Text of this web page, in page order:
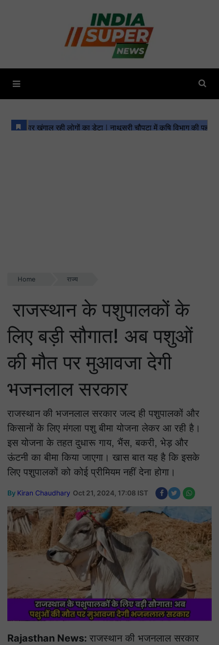
Home राज्य
राजस्थान के पशुपालकों के
लिए बड़ी सौगात! अब पशुओं
की मौत पर मुआवजा देगी
भजनलाल सरकार
राजस्थान की भजनलाल सरकार जल्द ही पशुपालकों और
किसानों के लिए मंगला पशु बीमा योजना लेकर आ रही है।
इस योजना के तहत दुधारू गाय, भैंस, बकरी, भेड़ और
ऊंटनी का बीमा किया जाएगा। खास बात यह है कि इसके
लिए पशुपालकों को कोई प्रीमियम नहीं देना होगा।
By Kiran Chaudhary Oct 21, 2024, 17:08 IST
Rajasthan News: राजस्थान की भजनलाल सरकार